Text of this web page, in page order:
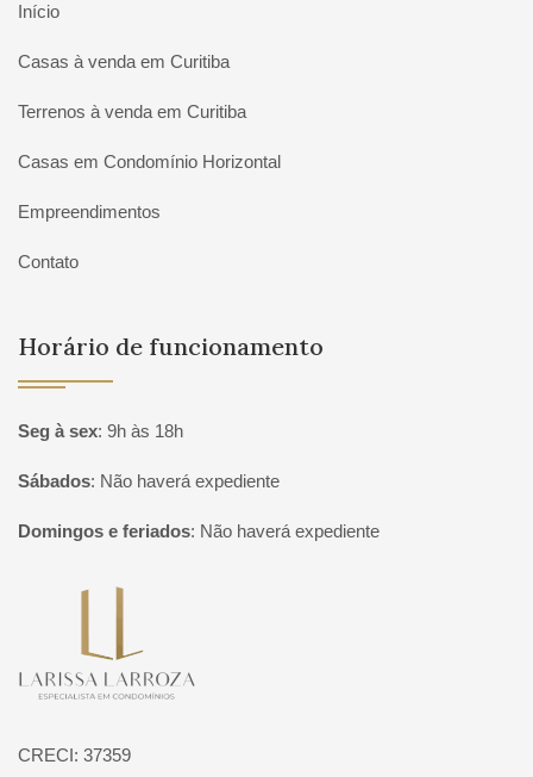
Início
Casas à venda em Curitiba
Terrenos à venda em Curitiba
Casas em Condomínio Horizontal
Empreendimentos
Contato
Horário de funcionamento
Seg à sex: 9h às 18h
Sábados: Não haverá expediente
Domingos e feriados: Não haverá expediente
CRECI: 37359